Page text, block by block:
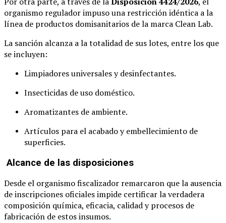
organismo regulador impuso una restricción idéntica a la
línea de productos domisanitarios de la marca Clean Lab.
La sanción alcanza a la totalidad de sus lotes, entre los que
se incluyen:
Limpiadores universales y desinfectantes.
Insecticidas de uso doméstico.
Aromatizantes de ambiente.
Artículos para el acabado y embellecimiento de
superficies.
Alcance de las disposiciones
Desde el organismo fiscalizador remarcaron que la ausencia
de inscripciones oficiales impide certificar la verdadera
composición química, eficacia, calidad y procesos de
fabricación de estos insumos.